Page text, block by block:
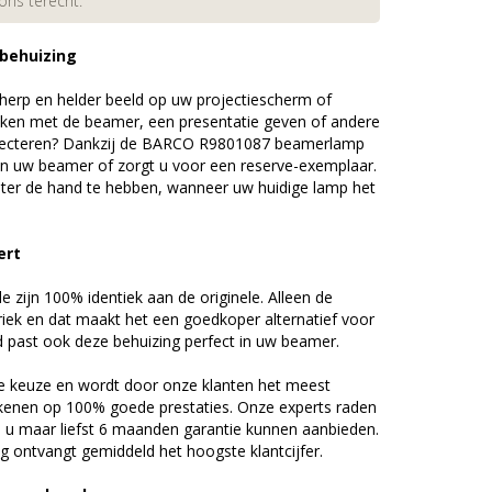
en helder beeld op uw projectiescherm of
met de beamer, een presentatie geven of andere
Dankzij de BARCO R9801087 beamerlamp
uw beamer of zorgt u voor een reserve-exemplaar.
de hand te hebben, wanneer uw huidige lamp het
zijn 100% identiek aan de originele. Alleen de
en dat maakt het een goedkoper alternatief voor
ook deze behuizing perfect in uw beamer.
keuze en wordt door onze klanten het meest
op 100% goede prestaties. Onze experts raden
maar liefst 6 maanden garantie kunnen aanbieden.
ontvangt gemiddeld het hoogste klantcijfer.